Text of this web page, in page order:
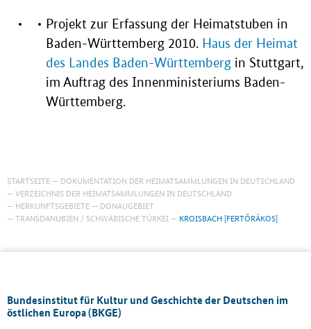
Projekt zur Erfassung der Heimatstuben in
Baden-Württemberg 2010. Haus der Heimat
des Landes Baden-Württemberg in Stuttgart,
im Auftrag des Innenministeriums Baden-
Württemberg.
STARTSEITE
DOKUMENTATION DER HEIMATSAMMLUNGEN IN DEUTSCHLAND
VERZEICHNIS DER HEIMATSAMMLUNGEN IN DEUTSCHLAND
HERKUNFTSGEBIETE
DONAUGEBIET
TRANSDANUBIEN / SCHWÄBISCHE TÜRKEI
KROISBACH [FERTŐRÁKOS]
Bundesinstitut für Kultur und Geschichte der Deutschen im
östlichen Europa (BKGE)